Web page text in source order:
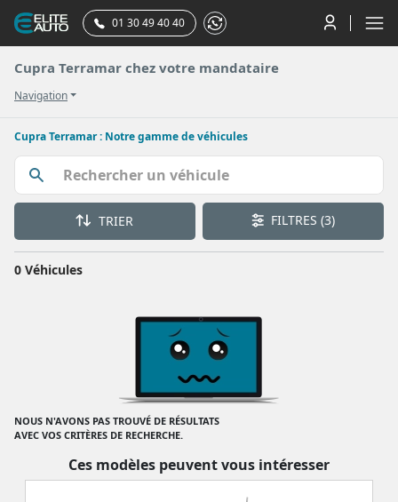
01 30 49 40 40
Cupra Terramar chez votre mandataire
Navigation
Cupra Terramar : Notre gamme de véhicules
TRIER FILTRES(3)
0 Véhicules
NOUS N'AVONS PAS TROUVÉ DE RÉSULTATS
AVEC VOS CRITÈRES DE RECHERCHE.
Ces modèles peuvent vous intéresser